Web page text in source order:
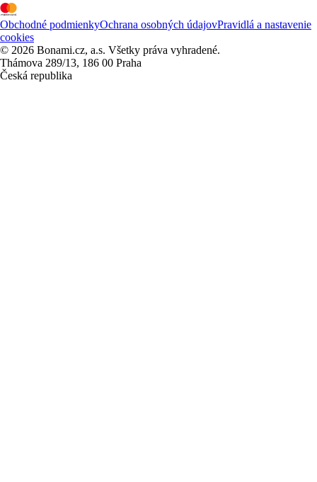
Obchodné podmienkyOchrana osobných údajovPravidlá a nastavenie
cookies
© 2026 Bonami.cz, a.s. Všetky práva vyhradené.
Thámova 289/13, 186 00 Praha
Česká republika